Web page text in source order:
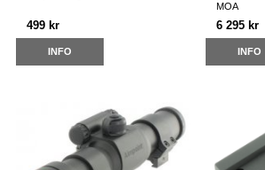
499 kr
INFO
MOA
6 295 kr
INFO